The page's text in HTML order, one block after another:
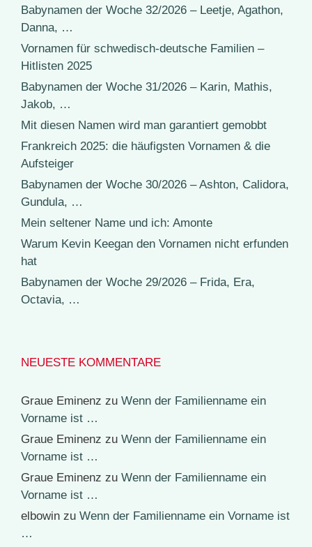
Babynamen der Woche 32/2026 – Leetje, Agathon,
Danna, …
Vornamen für schwedisch-deutsche Familien –
Hitlisten 2025
Babynamen der Woche 31/2026 – Karin, Mathis,
Jakob, …
Mit diesen Namen wird man garantiert gemobbt
Frankreich 2025: die häufigsten Vornamen & die
Aufsteiger
Babynamen der Woche 30/2026 – Ashton, Calidora,
Gundula, …
Mein seltener Name und ich: Amonte
Warum Kevin Keegan den Vornamen nicht erfunden
hat
Babynamen der Woche 29/2026 – Frida, Era,
Octavia, …
NEUESTE KOMMENTARE
Graue Eminenz zu Wenn der Familienname ein
Vorname ist …
Graue Eminenz zu Wenn der Familienname ein
Vorname ist …
Graue Eminenz zu Wenn der Familienname ein
Vorname ist …
elbowin zu Wenn der Familienname ein Vorname ist
…